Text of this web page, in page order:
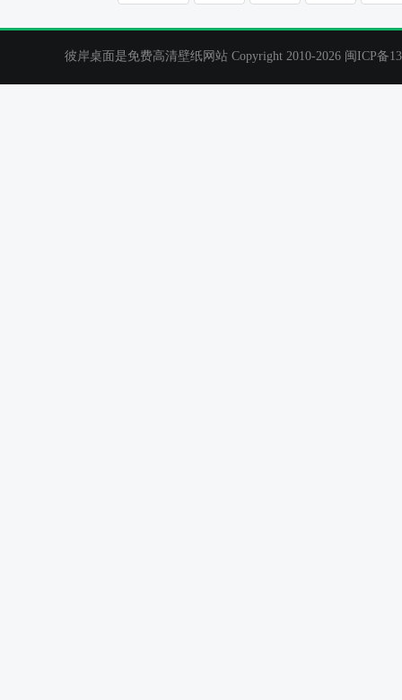
彼岸桌面是免费高清壁纸网站 Copyright 2010-2026 闽ICP备